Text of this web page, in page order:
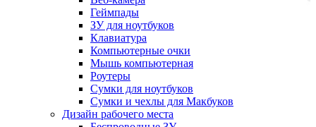
Геймпады
ЗУ для ноутбуков
Клавиатура
Компьютерные очки
Мышь компьютерная
Роутеры
Сумки для ноутбуков
Сумки и чехлы для Макбуков
Дизайн рабочего места